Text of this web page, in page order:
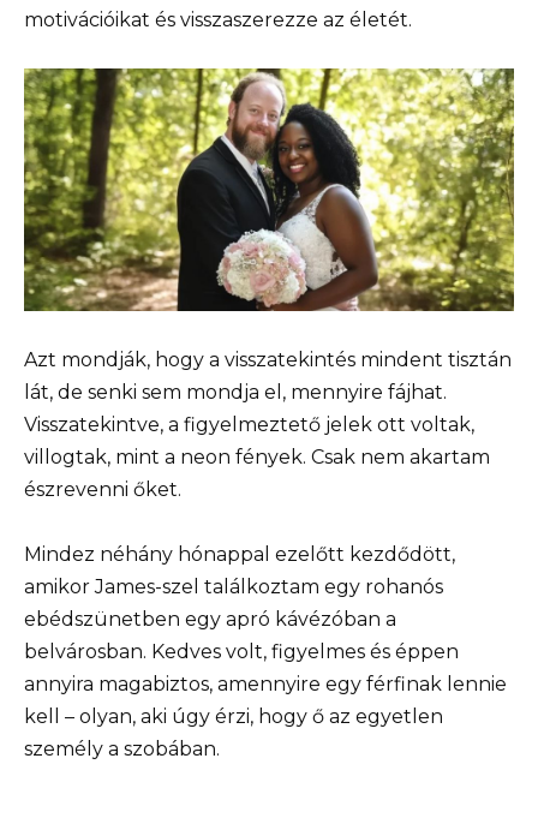
motivációikat és visszaszerezze az életét.
Azt mondják, hogy a visszatekintés mindent tisztán
lát, de senki sem mondja el, mennyire fájhat.
Visszatekintve, a figyelmeztető jelek ott voltak,
villogtak, mint a neon fények. Csak nem akartam
észrevenni őket.
Mindez néhány hónappal ezelőtt kezdődött,
amikor James-szel találkoztam egy rohanós
ebédszünetben egy apró kávézóban a
belvárosban. Kedves volt, figyelmes és éppen
annyira magabiztos, amennyire egy férfinak lennie
kell – olyan, aki úgy érzi, hogy ő az egyetlen
személy a szobában.